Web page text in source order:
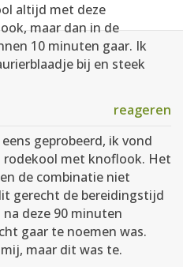
altijd met deze
maar dan in de
10 minuten gaar. Ik
bij en steek
reageren
geprobeerd, ik vond
met knoflook. Het
de combinatie niet
gerecht de bereidingstijd
deze 90 minuten
gaar te noemen was.
maar dit was te.